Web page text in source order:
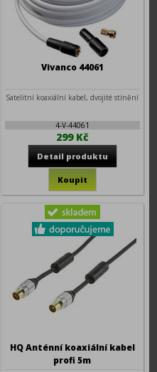
Vivanco 44061
Satelitní koaxiální kabel, dvojité stínění
4-V-44061
299 Kč
HQ Anténní koaxiální kabel
profi 5m